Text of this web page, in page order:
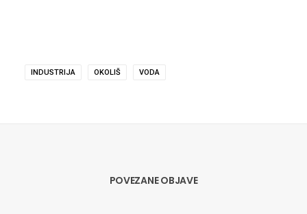
INDUSTRIJA OKOLIŠ VODA
POVEZANE OBJAVE